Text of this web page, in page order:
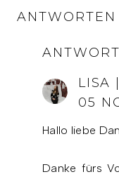
ANTWORTEN
LISA
05
Hallo liebe
Danke fürs